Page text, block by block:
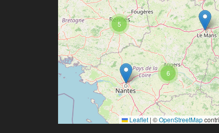
6
5
Leaflet | ©OpenStreetMap